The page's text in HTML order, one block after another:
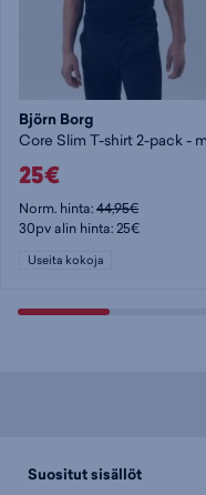
Björn Borg
25€
Norm. hinta:44,95€
30pv alin hinta: 25€
Useita kokoja
Suositut sisällöt